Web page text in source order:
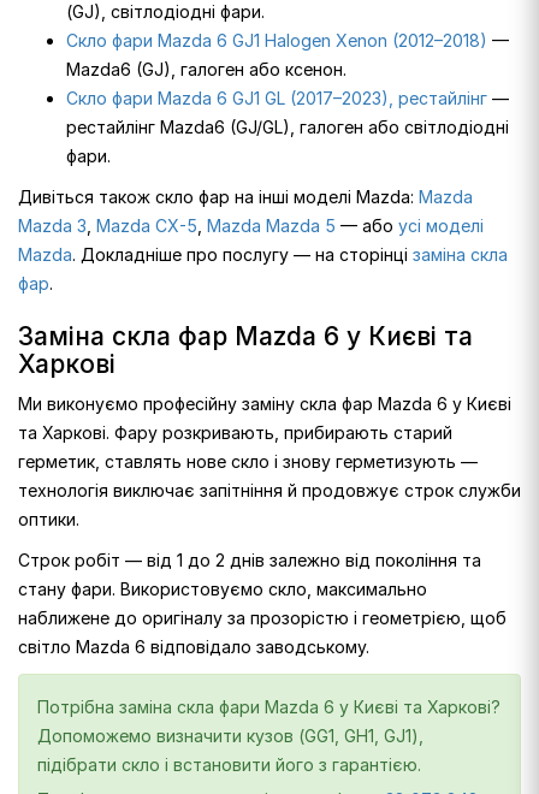
(GJ), світлодіодні фари.
Скло фари Mazda 6 GJ1 Halogen Xenon (2012–2018) —
Mazda6 (GJ), галоген або ксенон.
Скло фари Mazda 6 GJ1 GL (2017–2023), рестайлінг —
рестайлінг Mazda6 (GJ/GL), галоген або світлодіодні
фари.
Дивіться також скло фар на інші моделі Mazda: Mazda
Mazda 3 Mazda CX-5 Mazda Mazda 5 — або усі моделі
Mazda. Докладніше про послугу — на сторінці заміна скла
фар.
Заміна скла фар Mazda 6 у Києві та
Харкові
Ми виконуємо професійну заміну скла фар Mazda 6 у Києві
та Харкові. Фару розкривають, прибирають старий
герметик, ставлять нове скло і знову герметизують —
технологія виключає запітніння й продовжує строк служби
оптики.
Строк робіт — від 1 до 2 днів залежно від покоління та
стану фари. Використовуємо скло, максимально
наближене до оригіналу за прозорістю і геометрією, щоб
світло Mazda 6 відповідало заводському.
Потрібна заміна скла фари Mazda 6 у Києві та Харкові?
Допоможемо визначити кузов (GG1, GH1, GJ1),
підібрати скло і встановити його з гарантією.